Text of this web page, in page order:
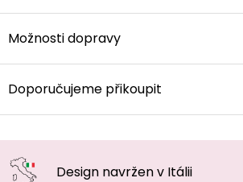
Možnosti dopravy
Doporučujeme přikoupit
Design navrženv Itálii